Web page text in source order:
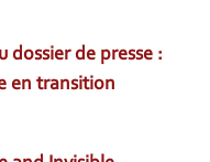
dossier de presse :
en transition